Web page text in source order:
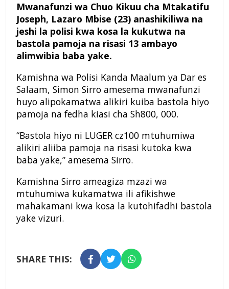
Mwanafunzi wa Chuo Kikuu cha Mtakatifu
Joseph, Lazaro Mbise (23) anashikiliwa na
jeshi la polisi kwa kosa la kukutwa na
bastola pamoja na risasi 13 ambayo
alimwibia baba yake.
Kamishna wa Polisi Kanda Maalum ya Dar es
Salaam, Simon Sirro amesema mwanafunzi
huyo alipokamatwa alikiri kuiba bastola hiyo
pamoja na fedha kiasi cha Sh800, 000.
“Bastola hiyo ni LUGER cz100 mtuhumiwa
alikiri aliiba pamoja na risasi kutoka kwa
baba yake,” amesema Sirro.
Kamishna Sirro ameagiza mzazi wa
mtuhumiwa kukamatwa ili afikishwe
mahakamani kwa kosa la kutohifadhi bastola
yake vizuri.
SHARE THIS: